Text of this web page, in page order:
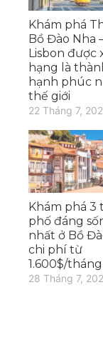
Khám phá
Bồ Đào Nha
Lisbon được
hạng là
hạnh phúc
thế giới
22 Tháng 7,
Khám phá 3
phố đáng
nhất ở Bồ
chi phí từ
1.600$/tháng
28 Tháng 7,